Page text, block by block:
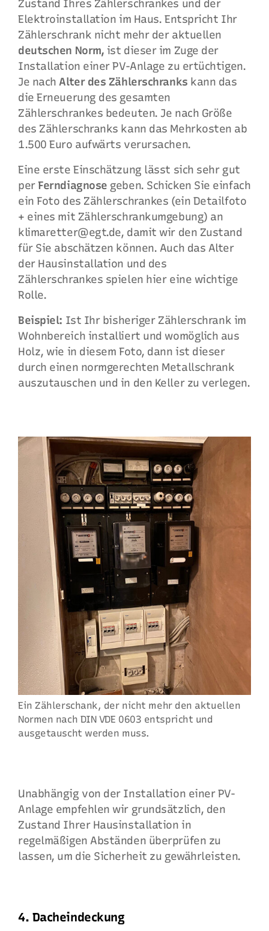
Zustand Ihres Zählerschrankes und der
Elektroinstallation im Haus. Entspricht Ihr
Zählerschrank nicht mehr der aktuellen
deutschen Norm, ist dieser im Zuge der
Installation einer PV-Anlage zu ertüchtigen.
Je nachAlter des Zählerschranks kann das
die Erneuerung des gesamten
Zählerschrankes bedeuten. Je nach Größe
des Zählerschranks kann das Mehrkosten ab
1.500 Euro aufwärts verursachen.
Eine erste Einschätzung lässt sich sehr gut
perFerndiagnose geben. Schicken Sie einfach
ein Foto des Zählerschrankes (ein Detailfoto
+ eines mit Zählerschrankumgebung) an
klimaretter@egt.de, damit wir den Zustand
für Sie abschätzen können. Auch das Alter
der Hausinstallation und des
Zählerschrankes spielen hier eine wichtige
Rolle.
Beispiel: Ist Ihr bisheriger Zählerschrank im
Wohnbereich installiert und womöglich aus
Holz, wie in diesem Foto, dann ist dieser
durch einen normgerechten Metallschrank
auszutauschen und in den Keller zu verlegen.
Ein Zählerschank, der nicht mehr den aktuellen
Normen nach DIN VDE 0603 entspricht und
ausgetauscht werden muss.
Unabhängig von der Installation einer PV-
Anlage empfehlen wir grundsätzlich, den
Zustand Ihrer Hausinstallation in
regelmäßigen Abständen überprüfen zu
lassen, um die Sicherheit zu gewährleisten.
4. Dacheindeckung